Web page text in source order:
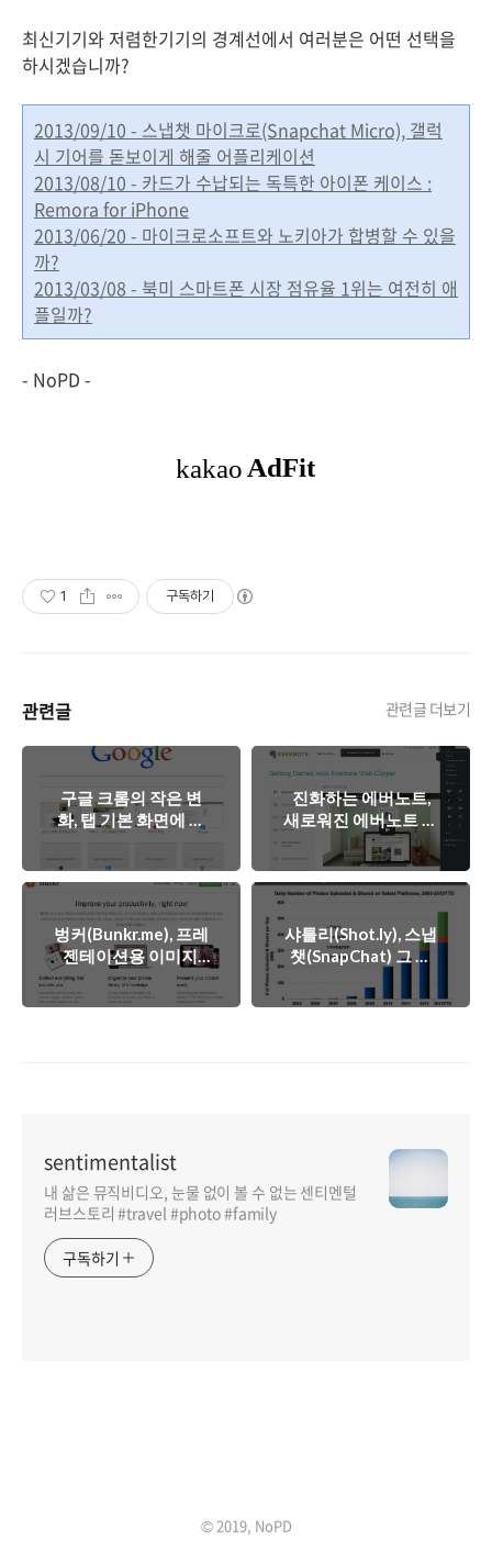
최신기기와 저렴한기기의 경계선에서 여러분은 어떤 선택을
하시겠습니까?
2013/09/10 - 스냅챗 마이크로(Snapchat Micro), 갤럭
시 기어를 돋보이게 해줄 어플리케이션
2013/08/10 - 카드가 수납되는 독특한 아이폰 케이스 :
Remora for iPhone
2013/06/20 - 마이크로소프트와 노키아가 합병할 수 있을
까?
2013/03/08 - 북미 스마트폰 시장 점유율 1위는 여전히 애
플일까?
- NoPD -
1 구독하기
관련글 관련글 더보기
구글 크롬의 작은 변
화, 탭 기본 화면에 적
진화하는 에버노트,
새로워진 에버노트 웹
클리퍼 간단히 살펴보
기!
벙커(Bunkr.me), 프레
젠테이션용 이미지,
동영상 자료를 손쉽게
모아보자!
샤틀리(Shot.ly), 스냅
챗(SnapChat) 그 이
sentimentalist
내 삶은 뮤직비디오, 눈물 없이 볼 수 없는 센티멘털
러브스토리 #travel #photo #family
구독하기
© 2019, NoPD